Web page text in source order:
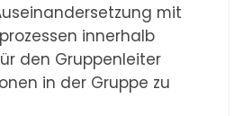
mit
innerhalb
den Gruppenleiter
in der Gruppe zu